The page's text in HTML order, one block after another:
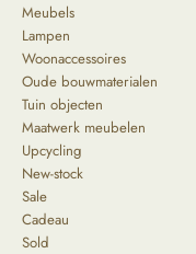
Meubels
Lampen
Woonaccessoires
Oude bouwmaterialen
Tuin objecten
Maatwerk meubelen
Upcycling
New-stock
Sale
Cadeau
Sold